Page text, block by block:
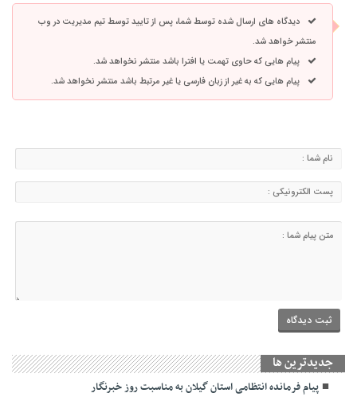
دیدگاه های ارسال شده توسط شما، پس از تایید توسط تیم مدیریت در وب
منتشر خواهد شد.
پیام هایی که حاوی تهمت یا افترا باشد منتشر نخواهد شد.
پیام هایی که به غیر از زبان فارسی یا غیر مرتبط باشد منتشر نخواهد شد.
جديدترين ها
پیام فرمانده انتظامی استان گیلان به مناسبت روز خبرنگار